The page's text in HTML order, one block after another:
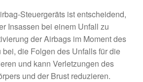
Steuergeräts ist entscheidend,
Insassen bei einem Unfall zu
der Airbags im Moment des
die Folgen des Unfalls für die
und kann Verletzungen des
und der Brust reduzieren.